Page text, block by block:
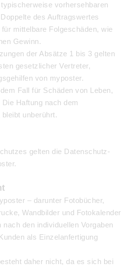
vorhersehbaren
des Auftragswertes
mittelbare Folgeschäden, wie
Gewinn.
der Absätze 1 bis 3 gelten
gesetzlicher Vertreter,
von myposter.
Fall für Schäden von Leben,
Haftung nach dem
unberührt.
gelten die Datenschutz-
– darunter Fotobücher,
Wandbilder und Fotokalender
den individuellen Vorgaben
als Einzelanfertigung
daher nicht, da es sich bei